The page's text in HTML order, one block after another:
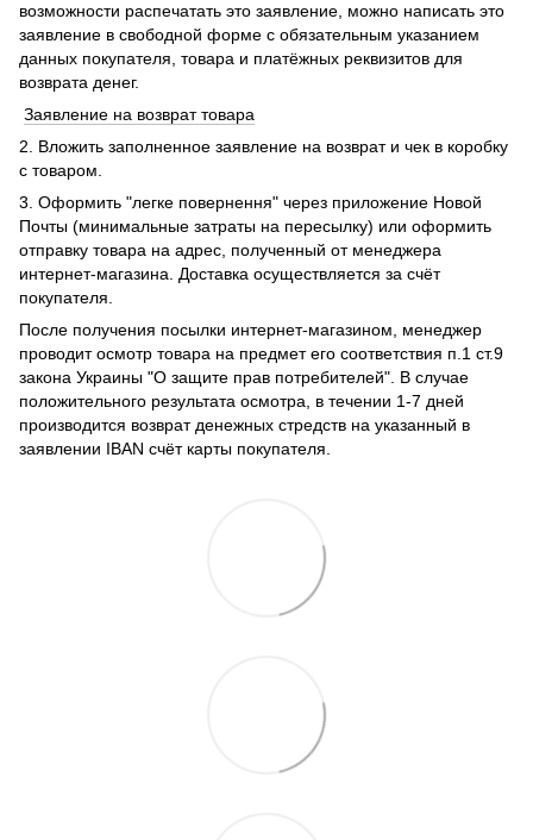
возможности распечатать это заявление, можно написать это
заявление в свободной форме с обязательным указанием
данных покупателя, товара и платёжных реквизитов для
возврата денег.
Заявление на возврат товара
2. Вложить заполненное заявление на возврат и чек в коробку
с товаром.
3. Оформить "легке повернення" через приложение Новой
Почты (минимальные затраты на пересылку) или оформить
отправку товара на адрес, полученный от менеджера
интернет-магазина. Доставка осуществляется за счёт
покупателя.
После получения посылки интернет-магазином, менеджер
проводит осмотр товара на предмет его соответствия п.1 ст.9
закона Украины "О защите прав потребителей". В случае
положительного результата осмотра, в течении 1-7 дней
производится возврат денежных стредств на указанный в
заявлении IBAN счёт карты покупателя.